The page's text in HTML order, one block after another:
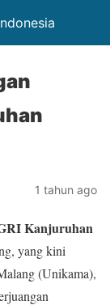
1 tahun ago
Kanjuruhan
yang kini
(Unikama),